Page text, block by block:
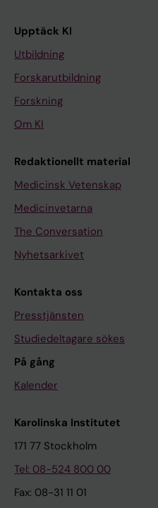
Upptäck KI
Utbildning
Forskarutbildning
Forskning
Om KI
Redaktionellt material
Medicinsk Vetenskap
Medicinvetarna
The Conversation
Nyhetsarkivet
Kontakta oss
Presstjänsten
Studiedeltagare sökes
På gång
Kalender
Karolinska Institutet
171 77 Stockholm
Tel: 08-524 800 00
Fax: 08-31 11 01